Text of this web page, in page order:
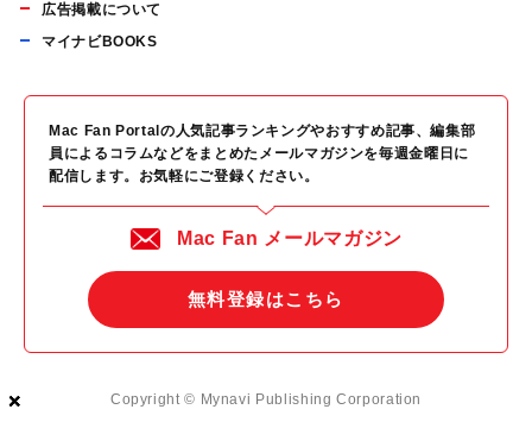
×
×
×
広告掲載について
マイナビBOOKS
Mac Fan Portalの人気記事ランキングやおすすめ記事、編集部
員によるコラムなどをまとめたメールマガジンを毎週金曜日に
配信します。お気軽にご登録ください。
Mac Fan メールマガジン
無料登録はこちら
Copyright © Mynavi Publishing Corporation